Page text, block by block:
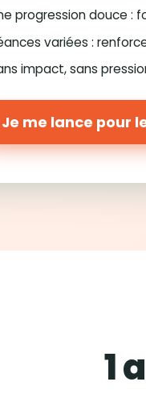
progression douce :
variées :
impact, sans
Je me lance pour
1